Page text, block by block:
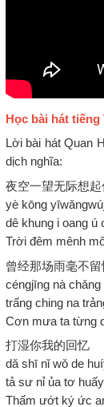
Học bài hát tiếng
Lời bài hát Quan
dịch nghĩa:
夜空一望无际想
yè kōng
dê khung i oang ú
Trời đêm mênh
曾经那场雨毫不留
céngjīng nà
trấng ching na
Cơn mưa ta từng
打湿你我的回忆
dǎ shī nǐ wǒ de
tả sư nỉ ủa tơ
Thấm ướt ký ức